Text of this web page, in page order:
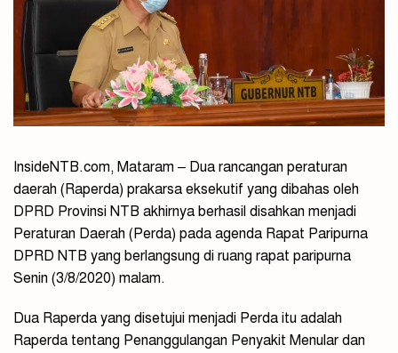
InsideNTB.com, Mataram – Dua rancangan peraturan
daerah (Raperda) prakarsa eksekutif yang dibahas oleh
DPRD Provinsi NTB akhirnya berhasil disahkan menjadi
Peraturan Daerah (Perda) pada agenda Rapat Paripurna
DPRD NTB yang berlangsung di ruang rapat paripurna
Senin (3/8/2020) malam.
Dua Raperda yang disetujui menjadi Perda itu adalah
Raperda tentang Penanggulangan Penyakit Menular dan